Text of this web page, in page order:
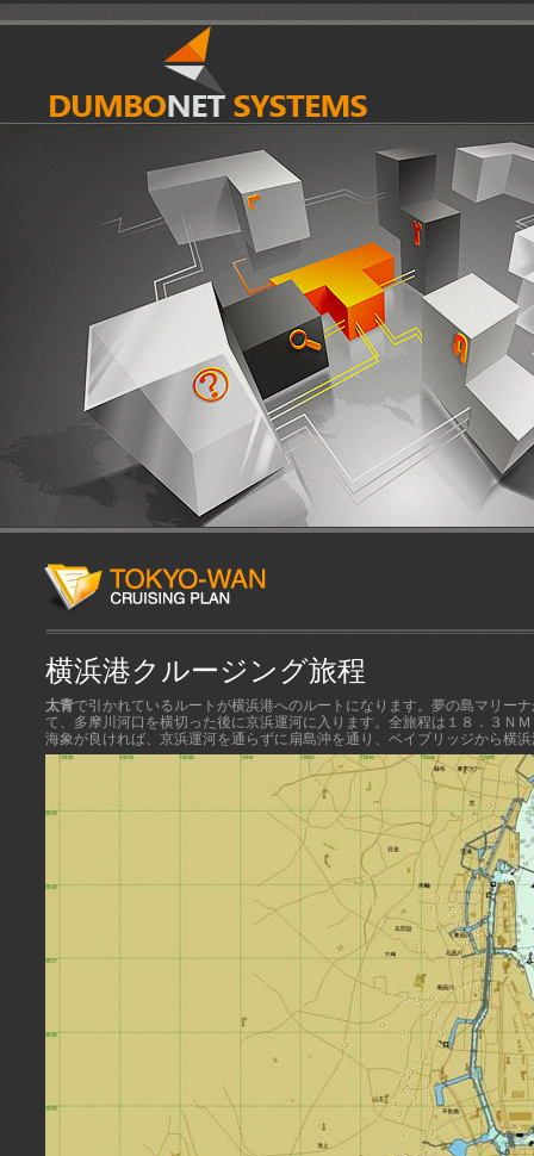
横浜港クルージング旅程
太青で引かれているルートが横浜港へのルートになります。夢の島マリー
て、多摩川河口を横切った後に京浜運河に入ります。全旅程は１８．３Ｎ
海象が良ければ、京浜運河を通らずに扇島沖を通り、ベイブリッジから横